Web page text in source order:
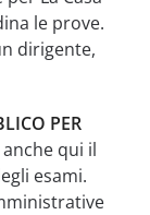
le prove.
dirigente,
PER
qui il
esami.